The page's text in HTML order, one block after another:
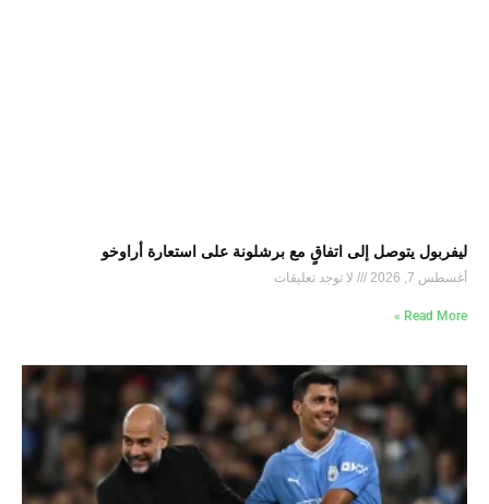
ليفربول يتوصل إلى اتفاقٍ مع برشلونة على استعارة أراوخو
أغسطس 7, 2026 لا توجد تعليقات
Read More »